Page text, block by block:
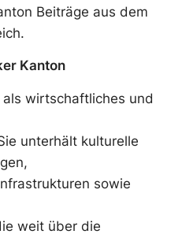
Beiträge aus dem
Kanton
wirtschaftliches und
unterhält kulturelle
sowie
weit über die